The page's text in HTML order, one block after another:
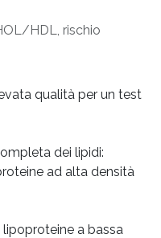
HDL, rischio
qualità per un test
dei lipidi:
ad alta densità
a bassa